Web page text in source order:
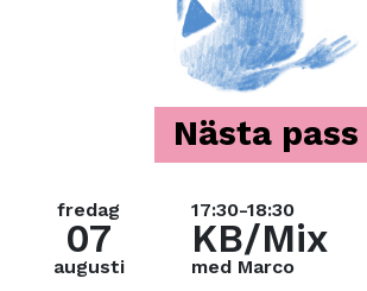
Nästa pass
fredag
07
augusti
17:30-18:30
KB/Mix
med Marco